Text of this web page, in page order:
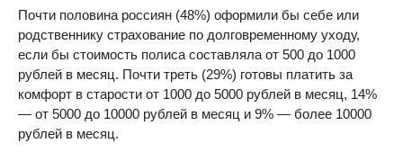
Почти половина россиян (48%) оформили бы себе или
родственнику страхование по долговременному уходу,
если бы стоимость полиса составляла от 500 до 1000
рублей в месяц. Почти треть (29%) готовы платить за
комфорт в старости от 1000 до 5000 рублей в месяц, 14%
— от 5000 до 10000 рублей в месяц и 9% — более 10000
рублей в месяц.